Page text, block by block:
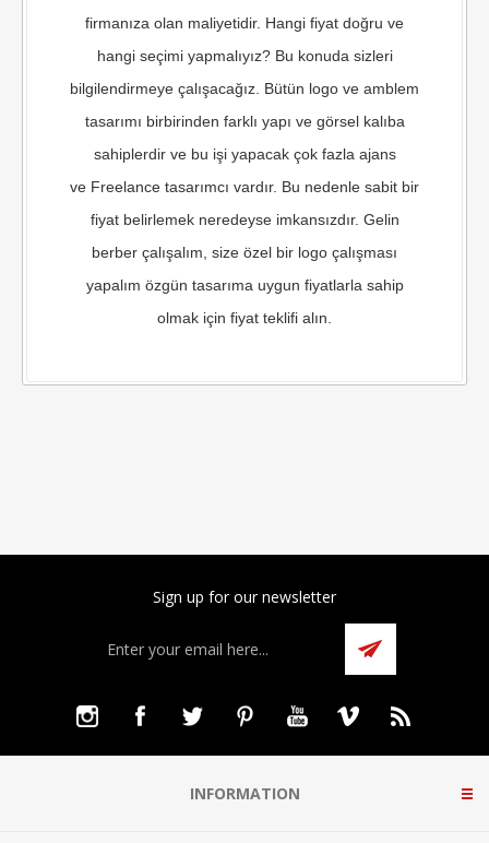
firmanıza olan maliyetidir. Hangi fiyat doğru ve
hangi seçimi yapmalıyız? Bu konuda sizleri
bilgilendirmeye çalışacağız. Bütün logo ve amblem
tasarımı birbirinden farklı yapı ve görsel kalıba
sahiplerdir ve bu işi yapacak çok fazla ajans
ve Freelance tasarımcı vardır. Bu nedenle sabit bir
fiyat belirlemek neredeyse imkansızdır. Gelin
berber çalışalım, size özel bir logo çalışması
yapalım özgün tasarıma uygun fiyatlarla sahip
olmak için fiyat teklifi alın.
Sign up for our newsletter
INFORMATION